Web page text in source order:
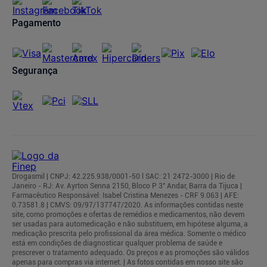
Pagamento
Segurança
Drogasmil | CNPJ: 42.225.938/0001-50 l SAC: 21 2472-3000 | Rio de
Janeiro - RJ: Av. Ayrton Senna 2150, Bloco P 3° Andar, Barra da Tijuca |
Farmacêutico Responsável: Isabel Cristina Menezes - CRF 9.063 | AFE:
0.73581.8 | CMVS: 09/97/137747/2020. As informações contidas neste
site, como promoções e ofertas de remédios e medicamentos, não devem
ser usadas para automedicação e não substituem, em hipótese alguma, a
medicação prescrita pelo profissional da área médica. Somente o médico
está em condições de diagnosticar qualquer problema de saúde e
prescrever o tratamento adequado. Os preços e as promoções são válidos
apenas para compras via internet. | As fotos contidas em nosso site são